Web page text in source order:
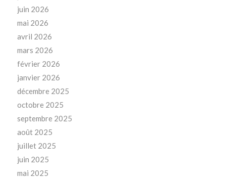
juin 2026
mai 2026
avril 2026
mars 2026
février 2026
janvier 2026
décembre 2025
octobre 2025
septembre 2025
août 2025
juillet 2025
juin 2025
mai 2025